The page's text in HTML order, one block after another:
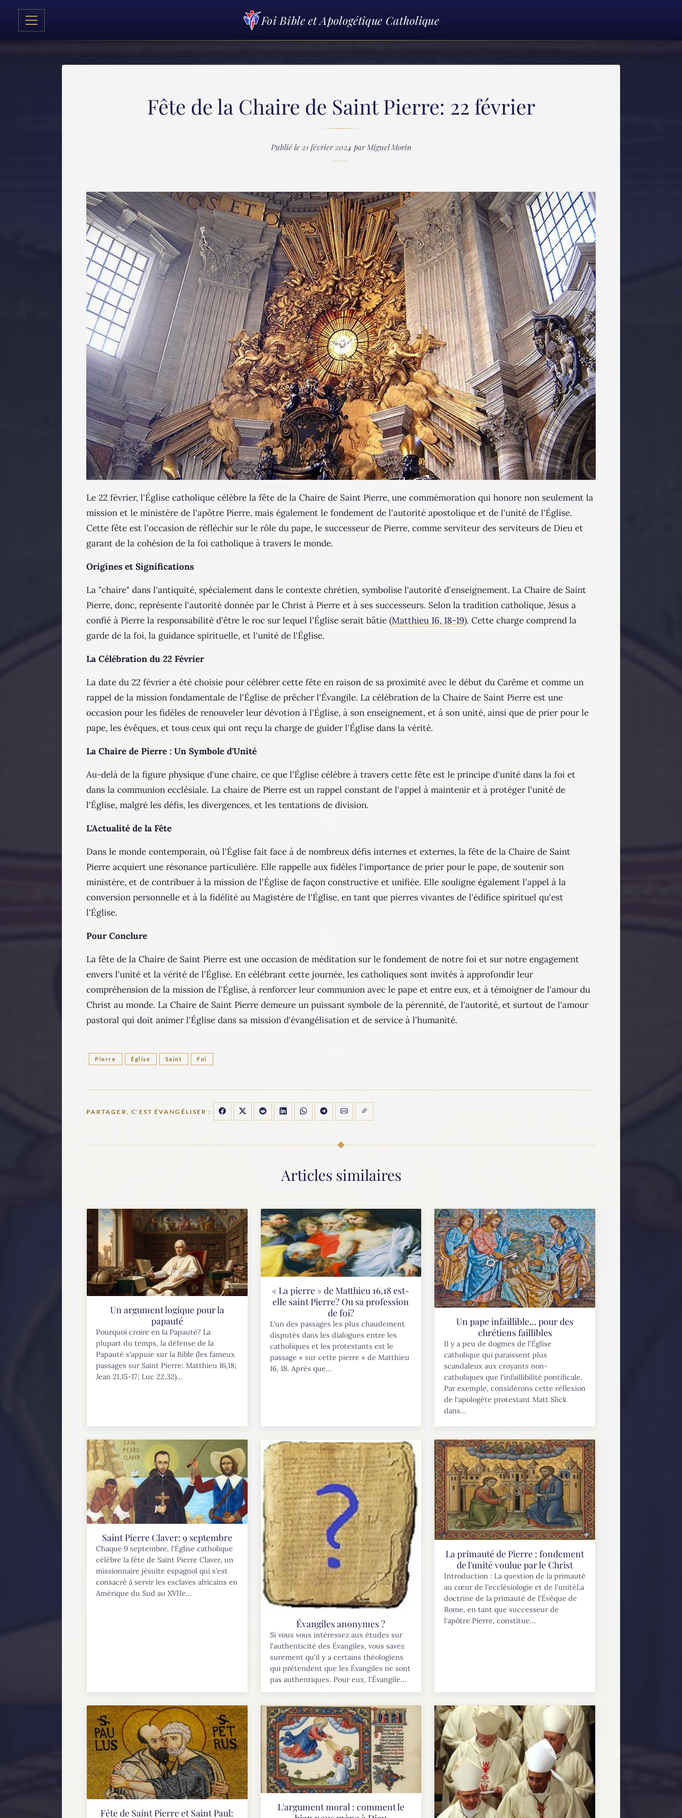
Foi Bible et Apologétique Catholique
Fête de la Chaire de Saint Pierre: 22 février
Publié le 21 février 2024 par Miguel Morin
Le 22 février, l'Église catholique célèbre la fête de la Chaire de Saint Pierre, une commémoration qui honore non seulement la
mission et le ministère de l'apôtre Pierre, mais également le fondement de l'autorité apostolique et de l'unité de l'Église.
Cette fête est l'occasion de réfléchir sur le rôle du pape, le successeur de Pierre, comme serviteur des serviteurs de Dieu et
garant de la cohésion de la foi catholique à travers le monde.
Origines et Significations
La "chaire" dans l'antiquité, spécialement dans le contexte chrétien, symbolise l'autorité d'enseignement. La Chaire de Saint
Pierre, donc, représente l'autorité donnée par le Christ à Pierre et à ses successeurs. Selon la tradition catholique, Jésus a
confié à Pierre la responsabilité d'être le roc sur lequel l'Église serait bâtie (Matthieu 16, 18-19). Cette charge comprend la
garde de la foi, la guidance spirituelle, et l'unité de l'Église.
La Célébration du 22 Février
La date du 22 février a été choisie pour célébrer cette fête en raison de sa proximité avec le début du Carême et comme un
rappel de la mission fondamentale de l'Église de prêcher l'Évangile. La célébration de la Chaire de Saint Pierre est une
occasion pour les fidèles de renouveler leur dévotion à l'Église, à son enseignement, et à son unité, ainsi que de prier pour le
pape, les évêques, et tous ceux qui ont reçu la charge de guider l'Église dans la vérité.
La Chaire de Pierre : Un Symbole d'Unité
Au-delà de la figure physique d'une chaire, ce que l'Église célèbre à travers cette fête est le principe d'unité dans la foi et
dans la communion ecclésiale. La chaire de Pierre est un rappel constant de l'appel à maintenir et à protéger l'unité de
l'Église, malgré les défis, les divergences, et les tentations de division.
L'Actualité de la Fête
Dans le monde contemporain, où l'Église fait face à de nombreux défis internes et externes, la fête de la Chaire de Saint
Pierre acquiert une résonance particulière. Elle rappelle aux fidèles l'importance de prier pour le pape, de soutenir son
ministère, et de contribuer à la mission de l'Église de façon constructive et unifiée. Elle souligne également l'appel à la
conversion personnelle et à la fidélité au Magistère de l'Église, en tant que pierres vivantes de l'édifice spirituel qu'est
l'Église.
Pour Conclure
La fête de la Chaire de Saint Pierre est une occasion de méditation sur le fondement de notre foi et sur notre engagement
envers l'unité et la vérité de l'Église. En célébrant cette journée, les catholiques sont invités à approfondir leur
compréhension de la mission de l'Église, à renforcer leur communion avec le pape et entre eux, et à témoigner de l'amour du
Christ au monde. La Chaire de Saint Pierre demeure un puissant symbole de la pérennité, de l'autorité, et surtout de l'amour
pastoral qui doit animer l'Église dans sa mission d'évangélisation et de service à l'humanité.
Pierre Église Saint Foi
PARTAGER, C'EST ÉVANGÉLISER :
Articles similaires
Un argument logique pour la
papauté
Pourquoi croire en la Papauté? La
plupart du temps, la défense de la
Papauté s'appuie sur la Bible (les fameux
passages sur Saint Pierre: Matthieu 16,18;
Jean 21,15-17; Luc 22,32)...
« La pierre » de Matthieu 16,18 est-
elle saint Pierre? Ou sa profession
de foi?
L'un des passages les plus chaudement
disputés dans les dialogues entre les
catholiques et les protestants est le
passage « sur cette pierre » de Matthieu
16, 18. Après que...
Un pape infaillible… pour des
chrétiens faillibles
Il y a peu de dogmes de l'Église
catholique qui paraissent plus
scandaleux aux croyants non-
catholiques que l'infaillibilité pontificale.
Par exemple, considérons cette réflexion
de l'apologète protestant Matt Slick
dans...
Saint Pierre Claver: 9 septembre
Chaque 9 septembre, l'Église catholique
célèbre la fête de Saint Pierre Claver, un
missionnaire jésuite espagnol qui s'est
consacré à servir les esclaves africains en
Amérique du Sud au XVIIe...
Évangiles anonymes ?
Si vous vous intéressez aux études sur
l’authenticité des Évangiles, vous savez
surement qu’il y a certains théologiens
qui prétendent que les Évangiles ne sont
pas authentiques. Pour eux, l’Évangile...
La primauté de Pierre : fondement
de l'unité voulue par le Christ
Introduction : La question de la primauté
au cœur de l'ecclésiologie et de l'unitéLa
doctrine de la primauté de l'Évêque de
Rome, en tant que successeur de
l'apôtre Pierre, constitue...
Fête de Saint Pierre et Saint Paul:
L'argument moral : comment le